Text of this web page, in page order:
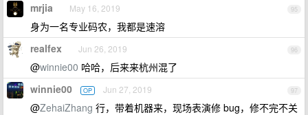
95
mrjia May 16, 2019
身为一名专业码农，我都是速溶
96
realfex Jun 26, 2019
@winnie00 哈哈，后来来杭州混了
97
winnie00 OP Jun 27, 2019
@ZehaiZhang 行，带着机器来，现场表演修 bug，修不完不关